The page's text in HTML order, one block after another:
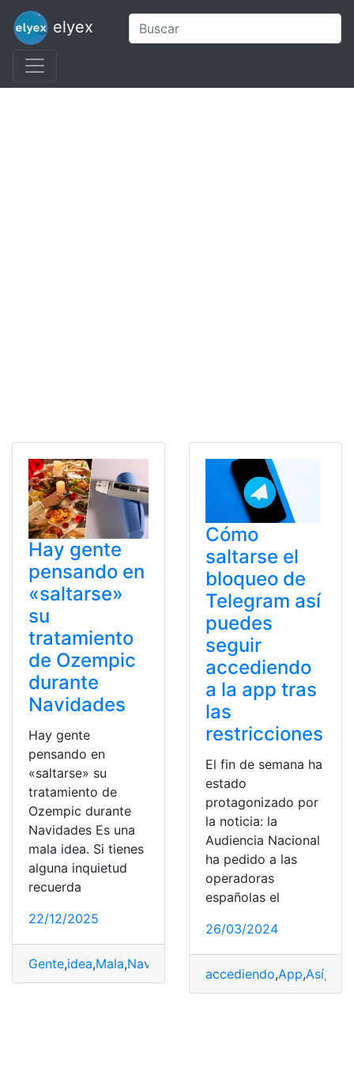
elyex
Hay gente
pensando en
«saltarse»
su
tratamiento
de Ozempic
durante
Navidades
Hay gente
pensando en
«saltarse» su
tratamiento de
Ozempic durante
Navidades Es una
mala idea. Si tienes
alguna inquietud
recuerda
22/12/2025
Gente,idea,Mala,Navidades
Cómo
saltarse el
bloqueo de
Telegram así
puedes
seguir
accediendo
a la app tras
las
restricciones
El fin de semana ha
estado
protagonizado por
la noticia: la
Audiencia Nacional
ha pedido a las
operadoras
españolas el
26/03/2024
accediendo,App,Así,